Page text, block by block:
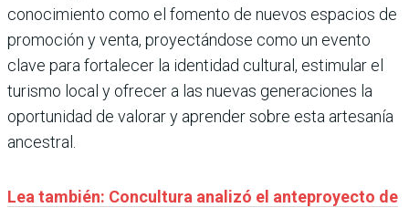
conocimiento como el fomento de nuevos espacios de
promoción y venta, proyectándose como un evento
clave para fortalecer la identidad cultural, estimular el
turismo local y ofrecer a las nuevas generaciones la
oportunidad de valorar y aprender sobre esta artesanía
ancestral.
Lea también: Concultura analizó el anteproyecto de